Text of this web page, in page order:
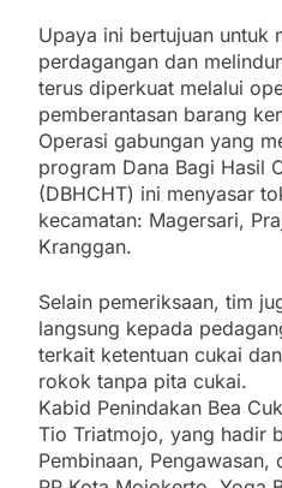
Upaya ini bertujuan untuk
perdagangan dan
terus diperkuat melalui
pemberantasan barang
Operasi gabungan yang
program Dana Bagi Hasil
(DBHCHT) ini menyasar
kecamatan: Magersari,
Kranggan.
Selain pemeriksaan, tim
langsung kepada
terkait ketentuan cukai
rokok tanpa pita cukai.
Kabid Penindakan Bea
Tio Triatmojo, yang hadir
Pembinaan, Pengawasan,